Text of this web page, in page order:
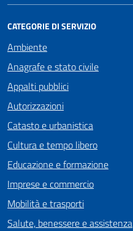
CATEGORIE DI SERVIZIO
Ambiente
Anagrafe e stato civile
Appalti pubblici
Autorizzazioni
Catasto e urbanistica
Cultura e tempo libero
Educazione e formazione
Imprese e commercio
Mobilità e trasporti
Salute, benessere e assistenza